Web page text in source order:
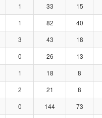
1 33 15
1 82 40
3 43 18
0 26 13
1 18 8
2 21 8
0 144 73